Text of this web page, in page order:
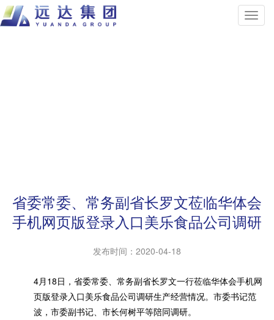
省委常委、常务副省长罗文莅临华体会
手机网页版登录入口美乐食品公司调研
发布时间： 2020-04-18
4月18日，省委常委、常务副省长罗文一行莅临华体会手机网
页版登录入口美乐食品公司调研生产经营情况。市委书记范
波，市委副书记、市长何树平等陪同调研。